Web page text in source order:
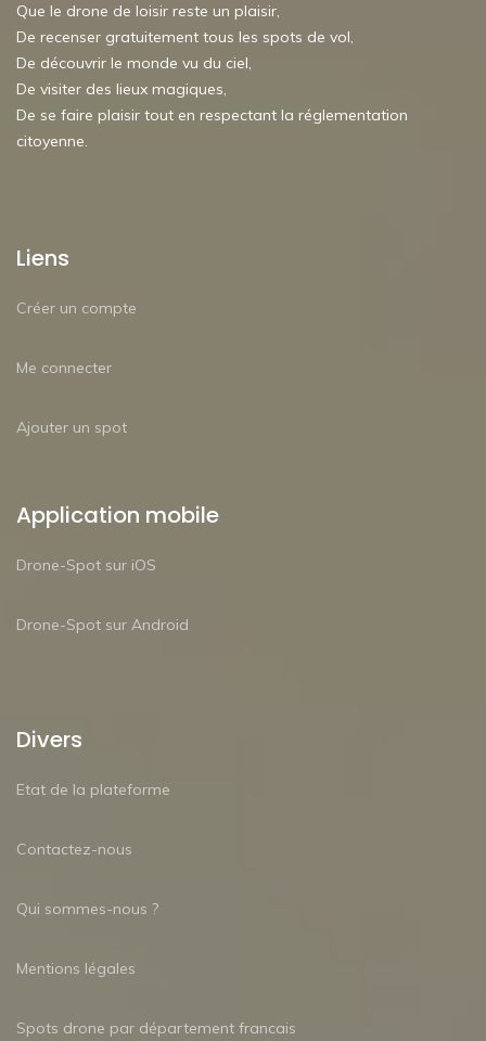
Que le drone de loisir reste un plaisir,
De recenser gratuitement tous les spots de vol,
De découvrir le monde vu du ciel,
De visiter des lieux magiques,
De se faire plaisir tout en respectant la réglementation
citoyenne.
Liens
Créer un compte
Me connecter
Ajouter un spot
Application mobile
Drone-Spot sur iOS
Drone-Spot sur Android
Divers
Etat de la plateforme
Contactez-nous
Qui sommes-nous ?
Mentions légales
Spots drone par département francais